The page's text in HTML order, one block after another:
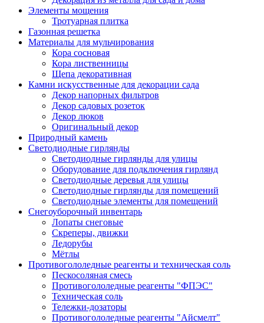
Элементы мощения
Тротуарная плитка
Газонная решетка
Материалы для мульчирования
Кора сосновая
Кора лиственницы
Щепа декоративная
Камни искусственные для декорации сада
Декор напорных фильтров
Декор садовых розеток
Декор люков
Оригинальный декор
Природный камень
Светодиодные гирлянды
Светодиодные гирлянды для улицы
Оборудование для подключения гирлянд
Светодиодные деревья для улицы
Светодиодные гирлянды для помещений
Светодиодные элементы для помещений
Снегоуборочный инвентарь
Лопаты снеговые
Скреперы, движки
Ледорубы
Мётлы
Противогололедные реагенты и техническая соль
Пескосоляная смесь
Противогололедные реагенты "ФПЭС"
Техническая соль
Тележки-дозаторы
Противогололедные реагенты "Айсмелт"